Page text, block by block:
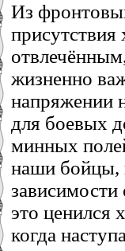
Из
жизненно
напряжении
для боевых
минных
наши бойцы,
зависимости
это ценился
когда